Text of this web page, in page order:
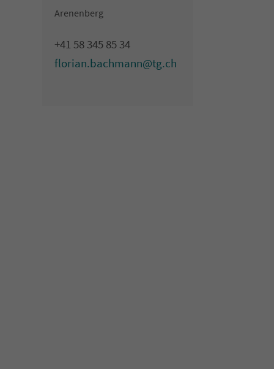
Arenenberg
+41 58 345 85 34
florian.bachmann@tg.ch